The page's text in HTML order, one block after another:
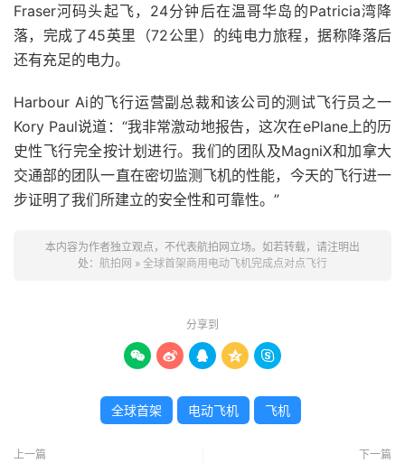
Fraser河码头起飞，24分钟后在温哥华岛的Patricia湾降
落，完成了45英里（72公里）的纯电力旅程，据称降落后
还有充足的电力。
Harbour Ai的飞行运营副总裁和该公司的测试飞行员之一
Kory Paul说道：“我非常激动地报告，这次在ePlane上的历
史性飞行完全按计划进行。我们的团队及MagniX和加拿大
交通部的团队一直在密切监测飞机的性能，今天的飞行进一
步证明了我们所建立的安全性和可靠性。”
本内容为作者独立观点，不代表航拍网立场。如若转载，请注明出
处： 航拍网 » 全球首架商用电动飞机完成点对点飞行
分享到
    
全球首架 电动飞机 飞机
上一篇 下一篇